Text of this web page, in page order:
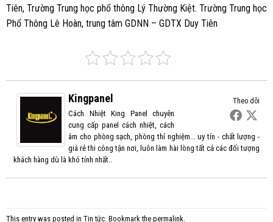
Tiên, Trường Trung học phổ thông Lý Thường Kiệt. Trường Trung học
Phổ Thông Lê Hoàn, trung tâm GDNN – GDTX Duy Tiên
Theo dõi
Kingpanel
Cách Nhiệt King Panel chuyên
cung cấp panel cách nhiệt, cách
âm cho phòng sạch, phòng thí nghiệm... uy tín - chất lượng -
giá rẻ thi công tận nơi, luôn làm hài lòng tất cả các đối tượng
khách hàng dù là khó tính nhất..
This entry was posted in Tin tức . Bookmark the permalink